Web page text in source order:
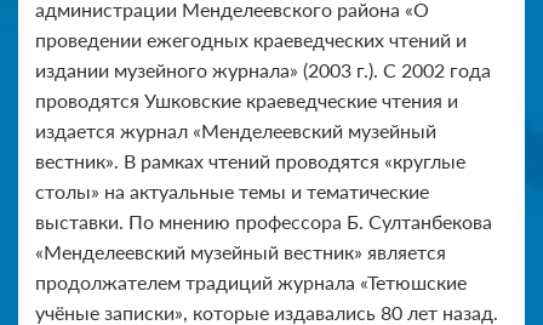
администрации Менделеевского района «О
проведении ежегодных краеведческих чтений и
издании музейного журнала» (2003 г.). С 2002 года
проводятся Ушковские краеведческие чтения и
издается журнал «Менделеевский музейный
вестник». В рамках чтений проводятся «круглые
столы» на актуальные темы и тематические
выставки. По мнению профессора Б. Султанбекова
«Менделеевский музейный вестник» является
продолжателем традиций журнала «Тетюшские
учёные записки», которые издавались 80 лет назад.